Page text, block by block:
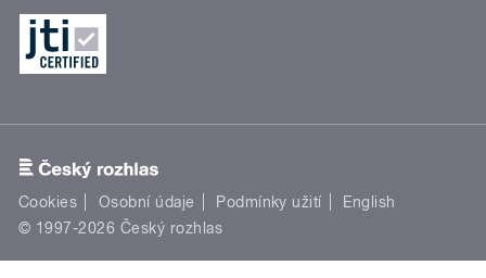
Cookies Osobní údaje Podmínky užití
English
© 1997-2026 Český rozhlas